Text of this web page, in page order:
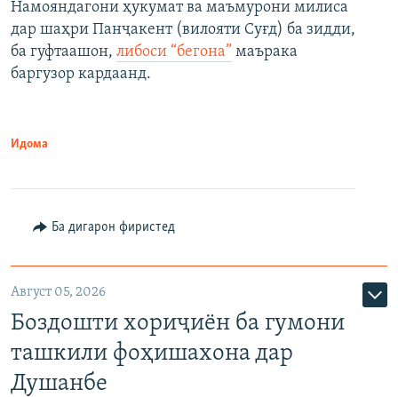
Намояндагони ҳукумат ва маъмурони милиса
дар шаҳри Панҷакент (вилояти Суғд) ба зидди,
ба гуфтаашон, либоси “бегона” маърака
баргузор кардаанд.
Идома
Ба дигарон фиристед
Август 05, 2026
Боздошти хориҷиён ба гумони
ташкили фоҳишахона дар
Душанбе